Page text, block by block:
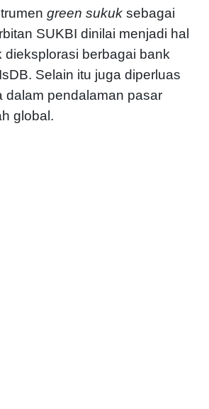
green sukuk sebagai
SUKBI dinilai menjadi hal
dieksplorasi berbagai bank
Selain itu juga diperluas
dalam pendalaman pasar
global.